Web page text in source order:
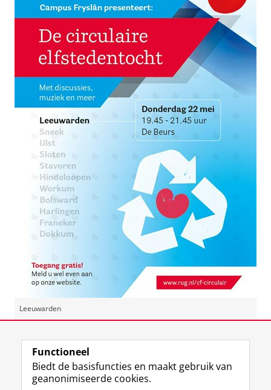
Leeuwarden
Laatst gewijzigd: 25 november 2021 16:31
Functioneel
Biedt de basisfuncties en maakt gebruik van
geanonimiseerde cookies.